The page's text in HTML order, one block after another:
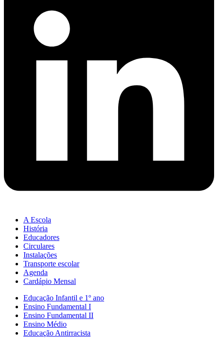
A Escola
História
Educadores
Circulares
Instalações
Transporte escolar
Agenda
Cardápio Mensal
Educação Infantil e 1º ano
Ensino Fundamental I
Ensino Fundamental II
Ensino Médio
Educação Antirracista